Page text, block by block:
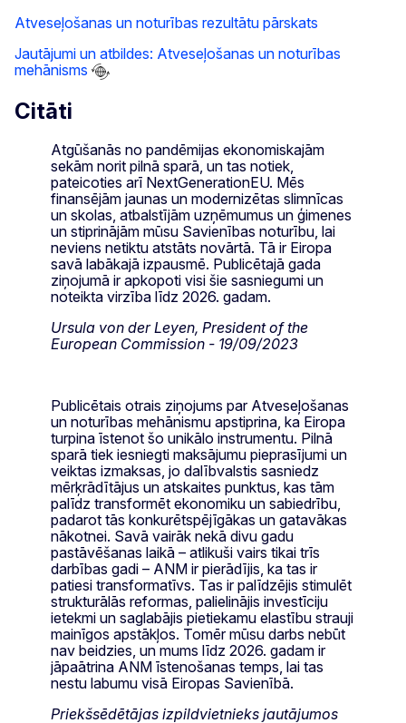
Atveseļošanas un noturības rezultātu pārskats
Jautājumi un atbildes: Atveseļošanas un noturības
mehānisms
Citāti
Atgūšanās no pandēmijas ekonomiskajām
sekām norit pilnā sparā, un tas notiek,
pateicoties arī NextGenerationEU. Mēs
finansējām jaunas un modernizētas slimnīcas
un skolas, atbalstījām uzņēmumus un ģimenes
un stiprinājām mūsu Savienības noturību, lai
neviens netiktu atstāts novārtā. Tā ir Eiropa
savā labākajā izpausmē. Publicētajā gada
ziņojumā ir apkopoti visi šie sasniegumi un
noteikta virzība līdz 2026. gadam.
Ursula von der Leyen, President of the
European Commission - 19/09/2023
Publicētais otrais ziņojums par Atveseļošanas
un noturības mehānismu apstiprina, ka Eiropa
turpina īstenot šo unikālo instrumentu. Pilnā
sparā tiek iesniegti maksājumu pieprasījumi un
veiktas izmaksas, jo dalībvalstis sasniedz
mērķrādītājus un atskaites punktus, kas tām
palīdz transformēt ekonomiku un sabiedrību,
padarot tās konkurētspējīgākas un gatavākas
nākotnei. Savā vairāk nekā divu gadu
pastāvēšanas laikā – atlikuši vairs tikai trīs
darbības gadi – ANM ir pierādījis, ka tas ir
patiesi transformatīvs. Tas ir palīdzējis stimulēt
strukturālās reformas, palielinājis investīciju
ietekmi un saglabājis pietiekamu elastību strauji
mainīgos apstākļos. Tomēr mūsu darbs nebūt
nav beidzies, un mums līdz 2026. gadam ir
jāpaātrina ANM īstenošanas temps, lai tas
nestu labumu visā Eiropas Savienībā.
Priekšsēdētājas izpildvietnieks jautājumos